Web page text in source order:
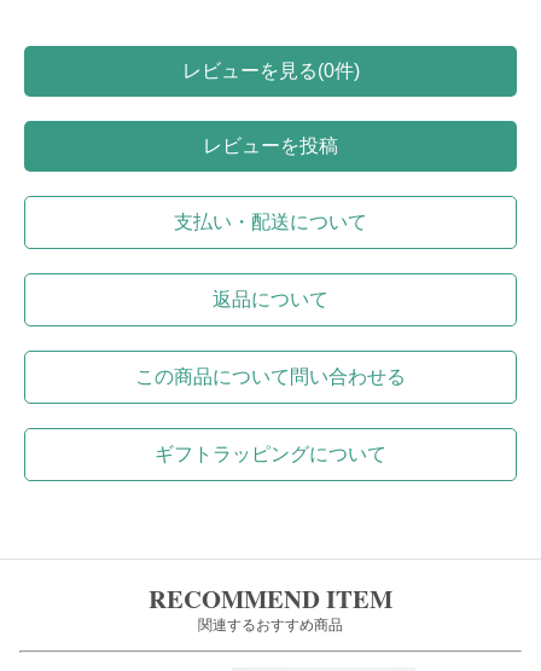
レビューを見る(0件)
レビューを投稿
支払い・配送について
返品について
この商品について問い合わせる
ギフトラッピングについて
RECOMMEND ITEM
関連するおすすめ商品